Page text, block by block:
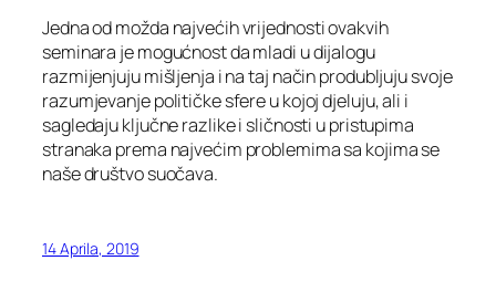
Jedna od možda najvećih vrijednosti ovakvih
seminara je mogućnost da mladi u dijalogu
razmijenjuju mišljenja i na taj način produbljuju svoje
razumjevanje političke sfere u kojoj djeluju, ali i
sagledaju ključne razlike i sličnosti u pristupima
stranaka prema najvećim problemima sa kojima se
naše društvo suočava.
14 Aprila, 2019